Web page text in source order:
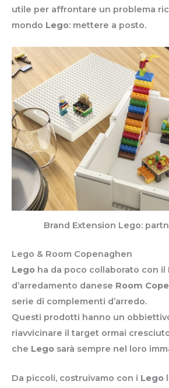
utile per affrontare un problema
mondo Lego: mettere a posto.
Brand Extension Lego:
Lego & Room Copenaghen
Lego ha da poco collaborato con il
d’arredamento danese Room
serie di complementi d’arredo.
Questi prodotti hanno un
riavvicinare il target ormai
che Lego sarà sempre nel loro
Da piccoli, costruivamo con i Lego